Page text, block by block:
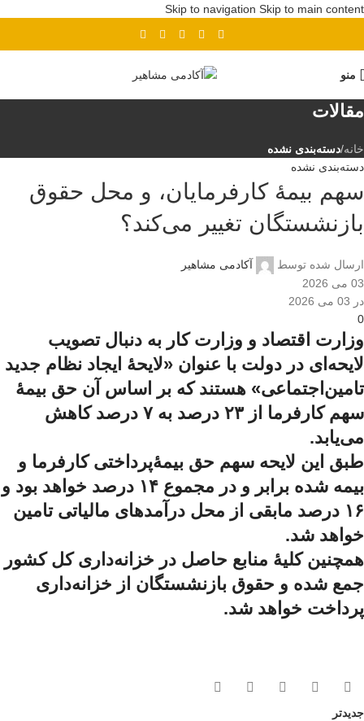
Skip to navigation Skip to main content
منو
مقالات
خانه/دسته‌بندی نشده
دسته‌بندی نشده
سهم بیمۀ کارفرمایان، و محل حقوق
بازنشستگان تغییر می‌کند؟
ارسال شده توسط
آکادمی مشاهیر
03 می 2026
در 03 می 2026
0
وزارت اقتصاد و وزارت کار به دنبال تصویب
لایحه‌ای در دولت با عنوان «لایحۀ ایجاد نظام جدید
تامین‌اجتماعی» هستند که بر اساس آن حق بیمۀ
سهم کارفرما از ۲۳ درصد به ۷ درصد کاهش
می‌یابد.
طبق این لایحه سهم حق بیمۀ‌پرداختی کارفرما و
بیمه شده برابر و در مجموع ۱۴ درصد خواهد بود و
۱۶ درصد مابقی از محل درآمدهای مالیاتی تامین
خواهد شد.
همچنین کلیۀ منابع حاصل در خزانه‌داری کل کشور
جمع شده و حقوق بازنشستگان از خزانه‌داری
پرداخت خواهد شد.
جدیدتر